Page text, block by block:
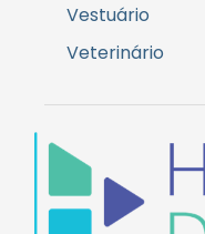
Vestuário
Veterinário